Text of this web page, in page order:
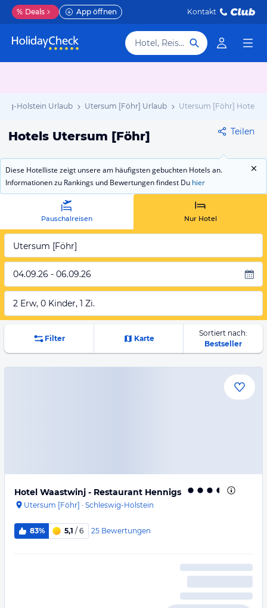
% Deals App öffnen Kontakt
Hotel, Reiseziel
Holstein Urlaub Utersum [Föhr] Urlaub Utersum [Föhr] Hotels
Hotels Utersum [Föhr] Teilen
Diese Hotelliste zeigt unsere am häufigsten gebuchten Hotels an.
Informationen zu Rankings und Bewertungen findest Du hier
Pauschalreisen Nur Hotel
Utersum [Föhr]
04.09.26 - 06.09.26
2 Erw, 0 Kinder, 1 Zi.
Filter Karte
Sortiert nach:
Bestseller
Hotel Waastwinj - Restaurant Hennigs
Utersum [Föhr] · Schleswig-Holstein
83% 5,1 / 6 25 Bewertungen